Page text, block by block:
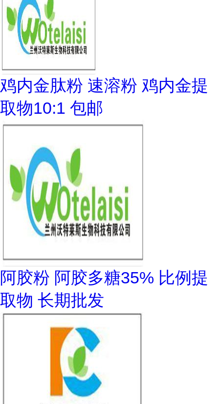
鸡内金肽粉 速溶粉 鸡内金提
取物10:1 包邮
阿胶粉 阿胶多糖35% 比例提
取物 长期批发